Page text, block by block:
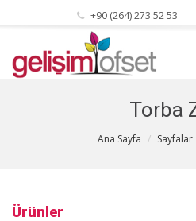
+90 (264) 273 52 53
Torba
Ana Sayfa Sayfalar
Ürünler